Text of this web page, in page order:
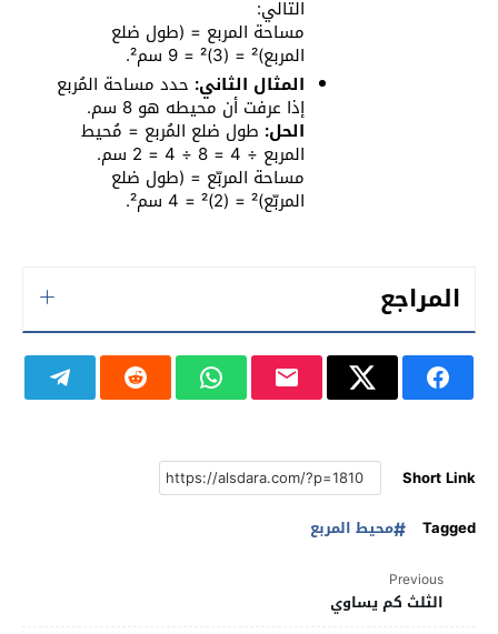
التالي:
مساحة المربع = (طول ضلع
المربع)² = (3)² = 9 سم².
المثال الثاني: حدد مساحة المُربع
إذا عرفت أن محيطه هو 8 سم.
الحل: طول ضلع المُربع = مُحيط
المربع ÷ 4 = 8 ÷ 4 = 2 سم.
مساحة المربّع = (طول ضلع
المربّع)² = (2)² = 4 سم².
المراجع
Short Link
Tagged
محيط المربع
Previous
الثلث كم يساوي